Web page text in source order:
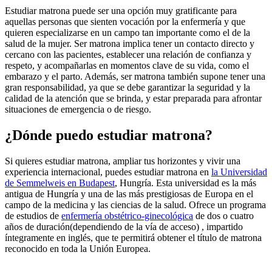
Estudiar matrona puede ser una opción muy gratificante para
aquellas personas que sienten vocación por la enfermería y que
quieren especializarse en un campo tan importante como el de la
salud de la mujer. Ser matrona implica tener un contacto directo y
cercano con las pacientes, establecer una relación de confianza y
respeto, y acompañarlas en momentos clave de su vida, como el
embarazo y el parto. Además, ser matrona también supone tener una
gran responsabilidad, ya que se debe garantizar la seguridad y la
calidad de la atención que se brinda, y estar preparada para afrontar
situaciones de emergencia o de riesgo.
¿Dónde puedo estudiar matrona?
Si quieres estudiar matrona, ampliar tus horizontes y vivir una
experiencia internacional, puedes estudiar matrona en la Universidad
de Semmelweis en Budapest, Hungría. Esta universidad es la más
antigua de Hungría y una de las más prestigiosas de Europa en el
campo de la medicina y las ciencias de la salud. Ofrece un programa
de estudios de enfermería obstétrico-ginecológica de dos o cuatro
años de duración(dependiendo de la vía de acceso) , impartido
íntegramente en inglés, que te permitirá obtener el título de matrona
reconocido en toda la Unión Europea.